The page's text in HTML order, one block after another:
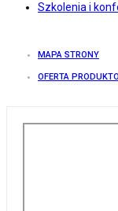
Szkolenia i
MAPA STRONY
OFERTA